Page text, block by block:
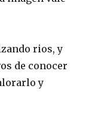
rios, y
de conocer
y